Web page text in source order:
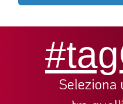
Seleziona